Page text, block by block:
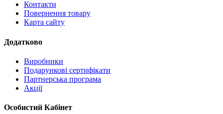
Контакти
Повернення товару
Карта сайту
Додатково
Виробники
Подарункові сертифікати
Партнерська програма
Акції
Особистий Кабінет